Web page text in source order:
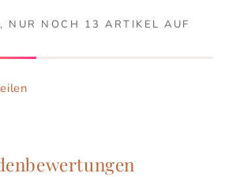
NUR NOCH 13 ARTIKEL AUF